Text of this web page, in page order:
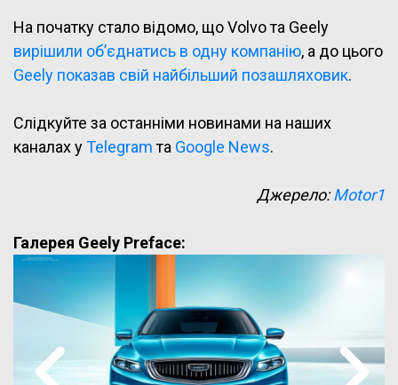
На початку стало відомо, що Volvo та Geely
вирішили об’єднатись в одну компанію, а до цього
Geely показав свій найбільший позашляховик.
Слідкуйте за останніми новинами на наших
каналах уTelegramта Google News.
Джерело:Motor1
Галерея Geely Preface: